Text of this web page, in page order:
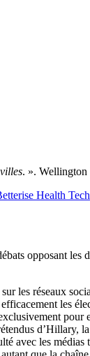
. ». Wellington
Health Tech
opposant
les réseaux
les
d’Hillary,
avec les médias